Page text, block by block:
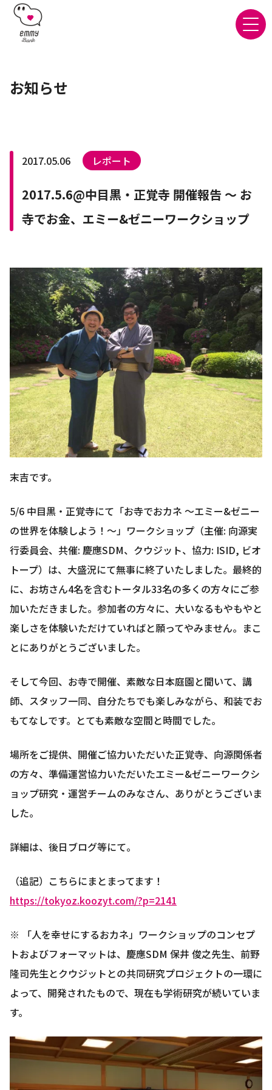
お知らせ
2017.05.06 レポート
2017.5.6@中目黒・正覚寺 開催報告 ～ お
寺でお金、エミー&ゼニーワークショップ
末吉です。
5/6 中目黒・正覚寺にて「お寺でおカネ 〜エミー&ゼニー
の世界を体験しよう！〜」ワークショップ（主催: 向源実
行委員会、共催: 慶應SDM、クウジット、協力: ISID, ビオ
トープ）は、大盛況にて無事に終了いたしました。最終的
に、お坊さん4名を含むトータル33名の多くの方々にご参
加いただきました。参加者の方々に、大いなるもやもやと
楽しさを体験いただけていればと願ってやみません。まこ
とにありがとうございました。
そして今回、お寺で開催、素敵な日本庭園と聞いて、講
師、スタッフ一同、自分たちでも楽しみながら、和装でお
もてなしです。とても素敵な空間と時間でした。
場所をご提供、開催ご協力いただいた正覚寺、向源関係者
の方々、準備運営協力いただいたエミー&ゼニーワークシ
ョップ研究・運営チームのみなさん、ありがとうございま
した。
詳細は、後日ブログ等にて。
（追記）こちらにまとまってます！
https://tokyoz.koozyt.com/?p=2141
※ 「人を幸せにするおカネ」ワークショップのコンセプ
トおよびフォーマットは、慶應SDM 保井 俊之先生、前野
隆司先生とクウジットとの共同研究プロジェクトの一環に
よって、開発されたもので、現在も学術研究が続いていま
す。